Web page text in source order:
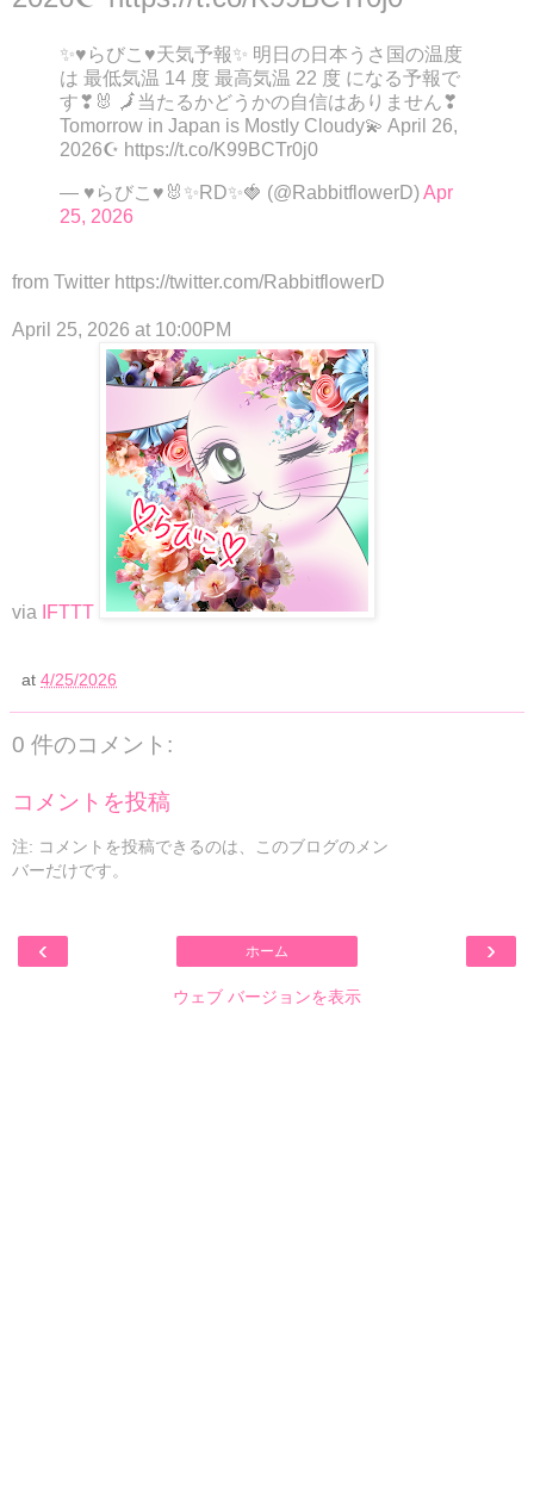
✨♥らびこ♥天気予報✨ 明日の日本うさ国の温度
は 最低気温 14 度 最高気温 22 度 になる予報で
す❣🐰 🗾当たるかどうかの自信はありません❣
Tomorrow in Japan is Mostly Cloudy💫 April 26,
2026☪ https://t.co/K99BCTr0j0
— ♥らびこ♥🐰✨RD✨🍓 (@RabbitflowerD)Apr
25, 2026
from Twitter https://twitter.com/RabbitflowerD
April 25, 2026 at 10:00PM
via IFTTT
at 4/25/2026
0 件のコメント:
コメントを投稿
注: コメントを投稿できるのは、このブログのメン
バーだけです。
‹ ›
ホーム
ウェブ バージョンを表示